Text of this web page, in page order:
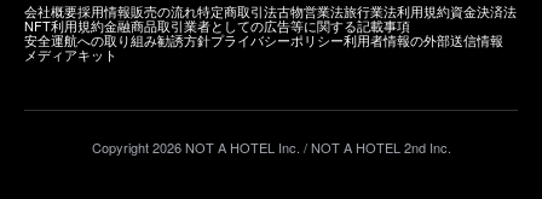
会社概要採用情報販売の流れ特定商取引法古物営業法旅行業法利用規約資金決済法
NFT利用規約金融商品取引業者としての広告等に関する記載事項
安全運航への取り組み勧誘方針プライバシーポリシー利用者情報の外部送信情報
メディアキット
Copyright2026NOT A HOTEL Inc. / NOT A HOTEL 2nd Inc.